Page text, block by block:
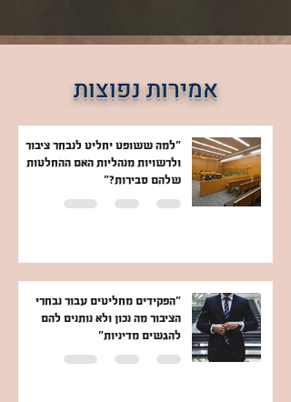
אמירות נפוצות
"למה ששופט יחליט לנבחר ציבור
ולרשויות מנהליות האם ההחלטות
שלהם סבירות?"
"הפקידים מחליטים עבור נבחרי
הציבור מה נכון ולא נותנים להם
להגשים מדיניות"